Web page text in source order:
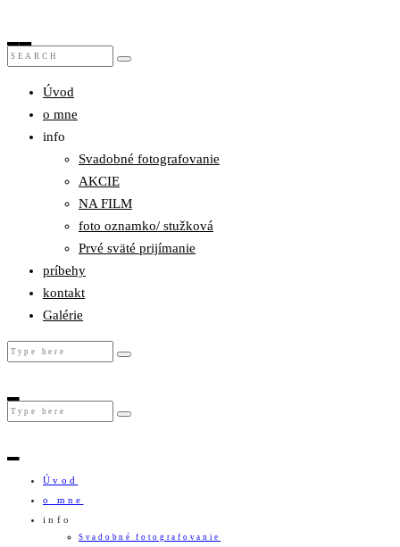
Úvod
o mne
info
Svadobné fotografovanie
AKCIE
NA FILM
foto oznamko/ stužková
Prvé sväté prijímanie
príbehy
kontakt
Galérie
Úvod
o mne
info
Svadobné fotografovanie